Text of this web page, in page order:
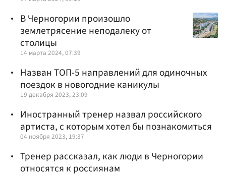
В Черногории произошло
землетрясение неподалеку от
столицы
14 марта 2024, 07:39
Назван ТОП-5 направлений для одиночных
поездок в новогодние каникулы
19 декабря 2023, 23:09
Иностранный тренер назвал российского
артиста, с которым хотел бы познакомиться
04 ноября 2023, 19:37
Тренер рассказал, как люди в Черногории
относятся к россиянам